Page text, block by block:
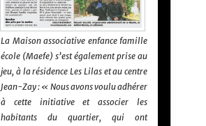
La Maison associative enfance famille
école (Maefe) s’est également prise au
jeu, à la résidence Les Lilas et au centre
Jean-Zay : « Nous avons voulu adhérer
à cette initiative et associer les
habitants du quartier, qui ont